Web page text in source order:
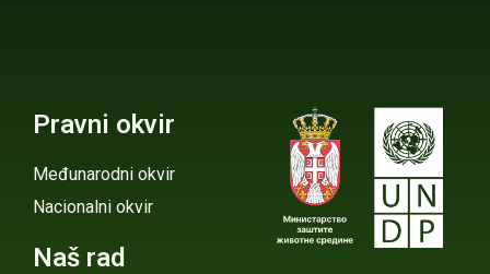
Pravni okvir
Međunarodni okvir
Nacionalni okvir
Naš rad